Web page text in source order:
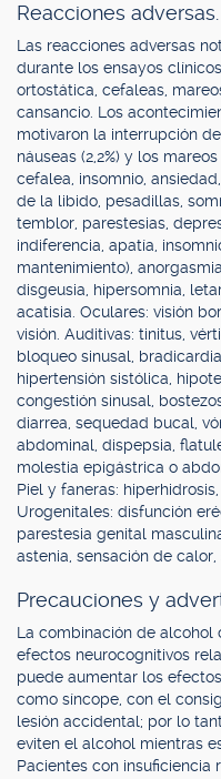
Reacciones adversas.
Las reacciones adversas
durante los ensayos
ortostática, cefaleas,
cansancio. Los
motivaron la interrupción
náuseas (2,2%) y los
cefalea, insomnio,
de la libido, pesadillas,
temblor, parestesias,
indiferencia, apatía,
mantenimiento),
disgeusia, hipersomnia,
acatisia. Oculares: visión
visión. Auditivas: tinitus,
bloqueo sinusal,
hipertensión sistólica,
congestión sinusal,
diarrea, sequedad bucal,
abdominal, dispepsia,
molestia epigástrica o
Piel y faneras:
Urogenitales: disfunción
parestesia genital
astenia, sensación de
Precauciones y
La combinación de alcohol
efectos neurocognitivos
puede aumentar los
como síncope, con el
lesión accidental; por lo
eviten el alcohol mientras
Pacientes con insuficiencia